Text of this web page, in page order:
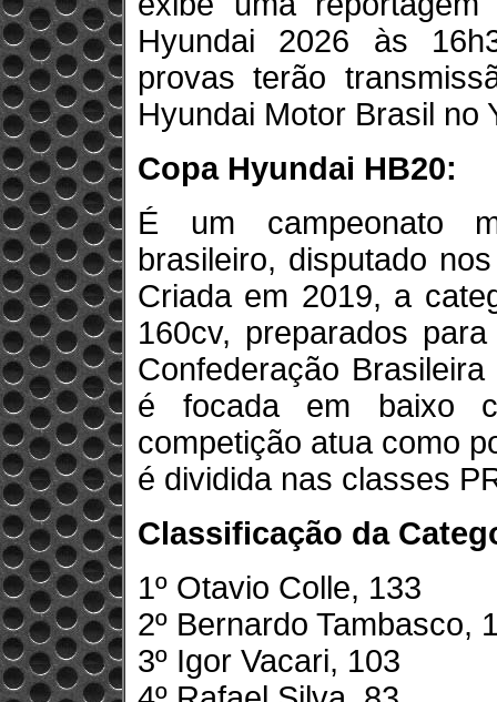
Hyundai 2026 às
provas terão
Hyundai Motor Brasil no
Copa Hyundai HB20:
É um campeonato
brasileiro, disputado
Criada em 2019, a
160cv, preparados
Confederação
é focada em baixo
competição atua como
é dividida nas classes
Classificação da
1º Otavio Colle, 133
2º Bernardo Tambasco,
3º Igor Vacari, 103